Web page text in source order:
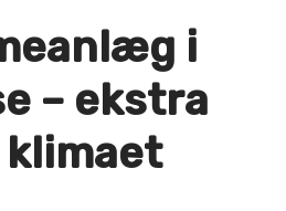
i
– ekstra